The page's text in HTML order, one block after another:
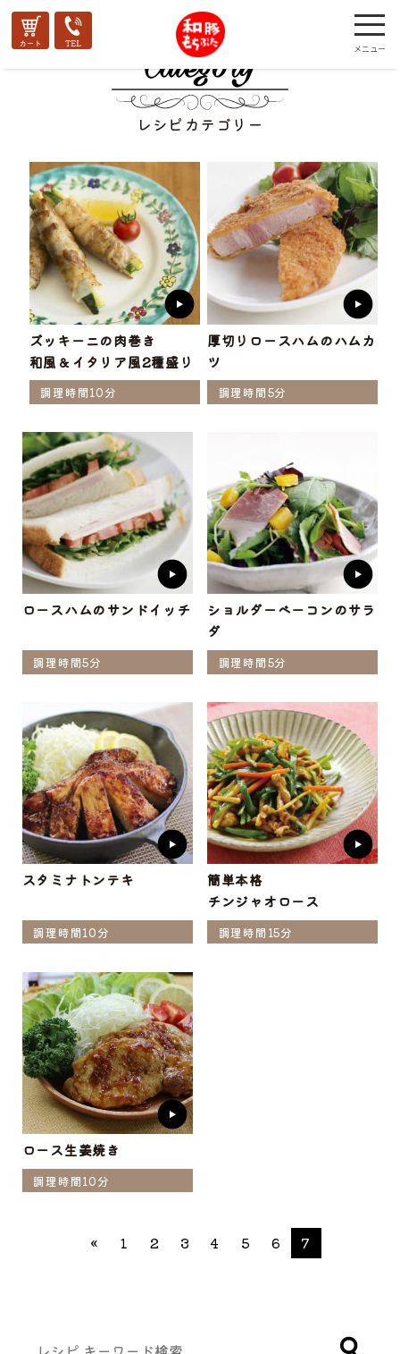
レシピカテゴリー
ズッキーニの肉巻き
和風＆イタリア風2種盛り
調理時間10分
厚切りロースハムのハムカ
ツ
調理時間5分
ロースハムのサンドイッチ
調理時間5分
ショルダーベーコンのサラ
ダ
調理時間5分
スタミナトンテキ
調理時間10分
簡単本格
チンジャオロース
調理時間15分
ロース生姜焼き
調理時間10分
« 1 2 3 4 5 6 7